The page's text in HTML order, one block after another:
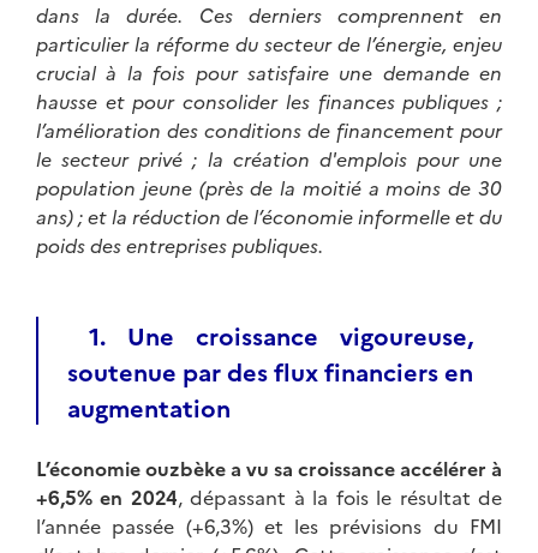
dans la durée. Ces derniers comprennent en
particulier la réforme du secteur de l’énergie, enjeu
crucial à la fois pour satisfaire une demande en
hausse et pour consolider les finances publiques ;
l’amélioration des conditions de financement pour
le secteur privé ; la création d'emplois pour une
population jeune (près de la moitié a moins de 30
ans) ; et la réduction de l’économie informelle et du
poids des entreprises publiques.
1. Une croissance vigoureuse,
soutenue par des flux financiers en
augmentation
L’économie ouzbèke a vu sa croissance accélérer à
+6,5% en 2024, dépassant à la fois le résultat de
l’année passée (+6,3%) et les prévisions du FMI